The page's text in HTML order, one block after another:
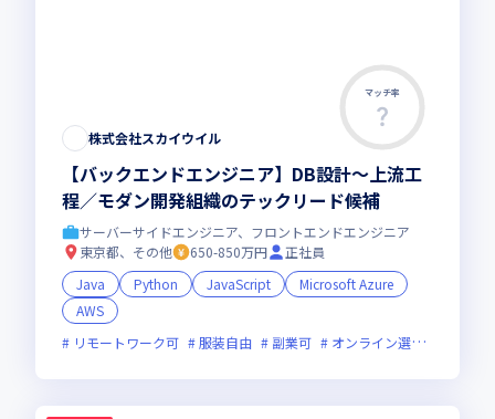
マッチ率
株式会社スカイウイル
【バックエンドエンジニア】DB設計〜上流工
程／モダン開発組織のテックリード候補
サーバーサイドエンジニア、フロントエンドエンジニア
東京都、その他
650-850万円
正社員
Java
Python JavaScript
Microsoft Azure
AWS
リモートワーク可
服装自由 副業可 オンライン選考可